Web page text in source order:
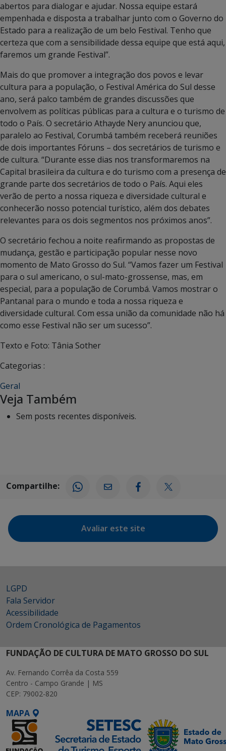
abertos para dialogar e ajudar. Nossa equipe estará
empenhada e disposta a trabalhar junto com o Governo do
Estado para a realização de um belo Festival. Tenho que
certeza que com a sensibilidade dessa equipe que está aqui,
faremos um grande Festival”.
Mais do que promover a integração dos povos e levar
cultura para a população, o Festival América do Sul desse
ano, será palco também de grandes discussões que
envolvem as políticas públicas para a cultura e o turismo de
todo o País. O secretário Athayde Nery anunciou que,
paralelo ao Festival, Corumbá também receberá reuniões
de dois importantes Fóruns – dos secretários de turismo e
de cultura. “Durante esse dias nos transformaremos na
Capital brasileira da cultura e do turismo com a presença de
grande parte dos secretários de todo o País. Aqui eles
verão de perto a nossa riqueza e diversidade cultural e
conhecerão nosso potencial turístico, além dos debates
relevantes para os dois segmentos nos próximos anos”.
O secretário fechou a noite reafirmando as propostas de
mudança, gestão e participação popular nesse novo
momento de Mato Grosso do Sul. “Vamos fazer um Festival
para o sul americano, o sul-mato-grossense, mas, em
especial, para a população de Corumbá. Vamos mostrar o
Pantanal para o mundo e toda a nossa riqueza e
diversidade cultural. Com essa união da comunidade não há
como esse Festival não ser um sucesso”.
Texto e Foto: Tânia Sother
Categorias :
Geral
Veja Também
Sem posts recentes disponíveis.
Compartilhe:
Avaliar este site
LGPD
Fala Servidor
Acessibilidade
Ordem Cronológica de Pagamentos
FUNDAÇÃO DE CULTURA DE MATO GROSSO DO SUL
Av. Fernando Corrêa da Costa 559
Centro - Campo Grande | MS
CEP: 79002-820
MAPA